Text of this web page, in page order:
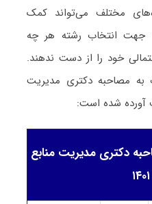
مختلف می‌تواند کمک
جهت انتخاب رشته هر چه
خود را از دست ندهند.
به مصاحبه دکتری مدیریت
آورده شده است:
دکتری مدیریت منابع